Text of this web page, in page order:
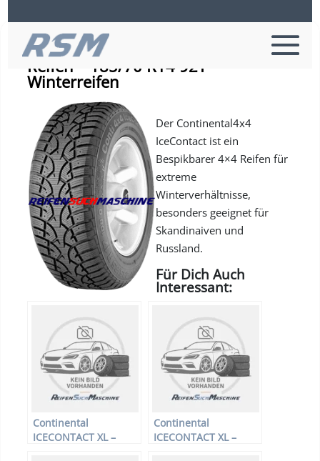
Continental ICECONTACT XL – PKW-
Reifen – 185/70 R14 92T –
Winterreifen
Der Continental4x4
IceContact ist ein
Bespikbarer 4×4 Reifen für
extreme
Winterverhältnisse,
besonders geeignet für
Skandinaiven und
Russland.
Für Dich Auch
Interessant:
Continental
ICECONTACT XL –
Continental
ICECONTACT XL –